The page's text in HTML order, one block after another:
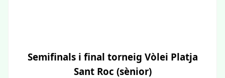
Semifinals i final torneig Vòlei Platja
Sant Roc (sènior)